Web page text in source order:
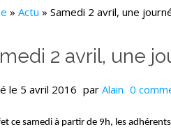
» Actu » Samedi 2 avril, une
2 avril, une
le 5 avril 2016 par Alain 0
ce samedi à partir de 9h, les